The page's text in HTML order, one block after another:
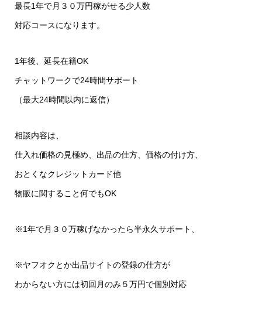
最長1年で月３０万円稼がせる少人数
対応コースになります。
1年後、延長在籍OK
チャットワークで24時間サポート
（最大24時間以内に返信）
相談内容は、
仕入れ価格の見極め、出品の仕方、価格の付け方、
おとくなクレジットカード他
物販に関すること何でもOK
※1年で月３０万稼げなかったら半永久サポート、
※ヤフオクとか出品サイトの登録の仕方が
わからない方には初回月のみ５万円で個別対応